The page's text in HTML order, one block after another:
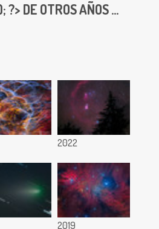
?> DE OTROS AÑOS ...
2022
2019